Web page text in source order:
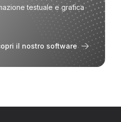
testuale e grafica
il nostro software